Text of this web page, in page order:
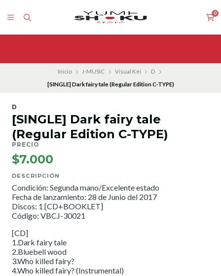
0
Inicio J-MUSIC Visual Kei
D
[SINGLE] Dark fairy tale (Regular Edition C-TYPE)
D
[SINGLE] Dark fairy tale
(Regular Edition C-TYPE)
PRECIO
$7.000
DESCRIPCIÓN
Condición: Segunda mano/Excelente estado
Fecha de lanzamiento: 28 de Junio del 2017
Discos: 1 [CD+BOOKLET]
Código: VBCJ-30021
[CD]
1.Dark fairy tale
2.Bluebell wood
3.Who killed fairy?
4.Who killed fairy? (Instrumental)